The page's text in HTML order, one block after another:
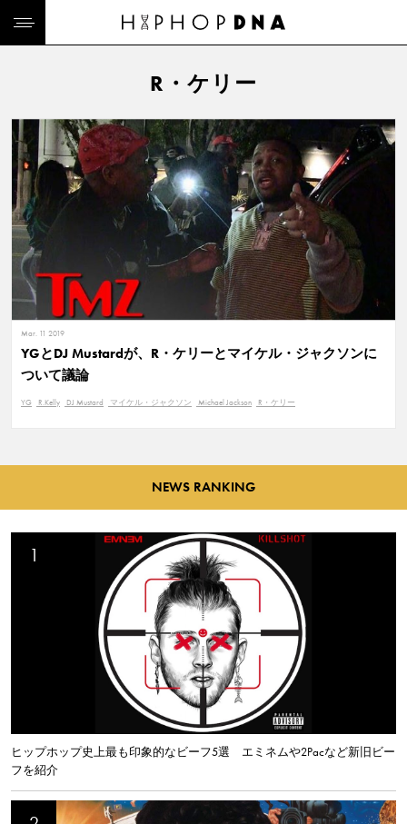
R・ケリー
Mar. 11 2019
YGとDJ Mustardが、R・ケリーとマイケル・ジャクソンに
ついて議論
YG R.Kelly DJ Mustard マイケル・ジャクソン Michael Jackson R・ケリー
NEWS RANKING
ヒップホップ史上最も印象的なビーフ5選 エミネムや2Pacなど新旧ビー
フを紹介